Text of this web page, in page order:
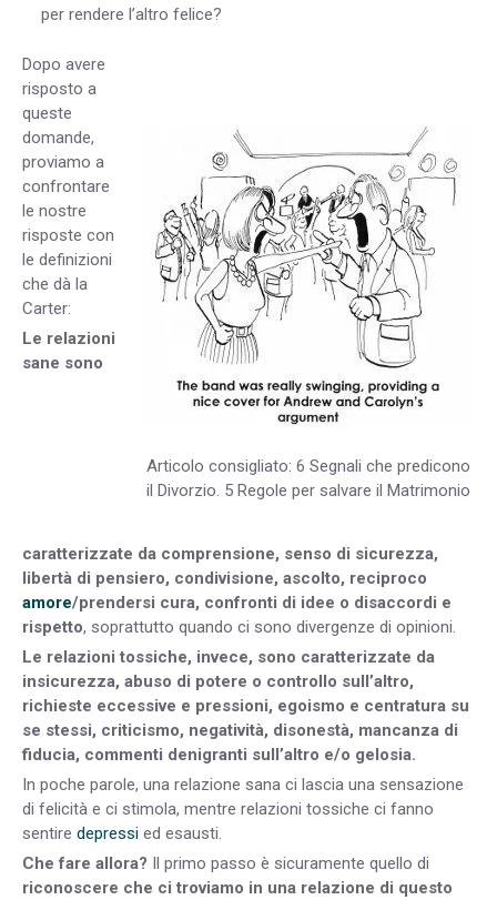
per rendere l’altro felice?
Articolo consigliato: 6 Segnali che predicono
il Divorzio. 5 Regole per salvare il Matrimonio
Dopo avere
risposto a
queste
domande,
proviamo a
confrontare
le nostre
risposte con
le definizioni
che dà la
Carter:
Le relazioni
sane sono
caratterizzate da comprensione, senso di sicurezza,
libertà di pensiero, condivisione, ascolto, reciproco
amore/prendersi cura, confronti di idee o disaccordi e
rispetto, soprattutto quando ci sono divergenze di opinioni.
Le relazioni tossiche, invece, sono caratterizzate da
insicurezza, abuso di potere o controllo sull’altro,
richieste eccessive e pressioni, egoismo e centratura su
se stessi, criticismo, negatività, disonestà, mancanza di
fiducia, commenti denigranti sull’altro e/o gelosia.
In poche parole, una relazione sana ci lascia una sensazione
di felicità e ci stimola, mentre relazioni tossiche ci fanno
sentire depressi ed esausti.
Che fare allora? Il primo passo è sicuramente quello di
riconoscere che ci troviamo in una relazione di questo